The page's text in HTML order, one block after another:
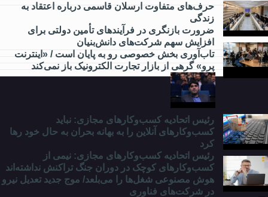
حرف‌های متفاوت ارسلان قاسمی درباره اعتقاد به
زندگی
ضرورت بازنگری در فرآیندهای تأمین دولتی برای
افزایش سهم شرکت‌های دانش‌بنیان
تاب‌آوری بخش خصوصی رو به پایان است / «اینترنت
پرو» گرهی از بازار تجارت الکترونیک باز نمی‌کند
رئیس اتحادیه کسب‌وکارهای مجازی: نباید
کسب‌وکارهای آنلاین را به بهانه بحران به حال خود رها
کرد
رئیس اتحادیه کسب‌وکارهای مجازی: نیمی از
کسب‌وکارهای کوچک در دوران جنگ‌ تراکنش نداشته‌اند
هوش مصنوعی شغل‌ها را می‌بلعد/ موج جدید تعدیل نیرو
در شرکت‌های فناوری
از
مدارس
دانشگاه
چه
خبر؟